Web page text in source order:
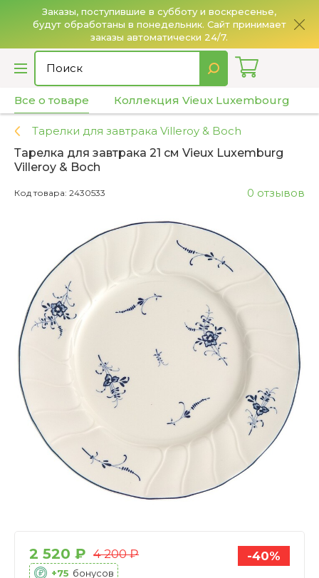
Заказы, поступившие в субботу и воскресенье,
будут обработаны в понедельник. Сайт принимает
заказы автоматически 24/7.
Все о товаре Коллекция Vieux Luxembourg
Тарелки для завтрака Villeroy & Boch
Тарелка для завтрака 21 см Vieux Luxemburg
Villeroy & Boch
0 отзывов
Код товара: 2430533
2 520 ₽ 4 200 ₽ -40%
+75 бонусов